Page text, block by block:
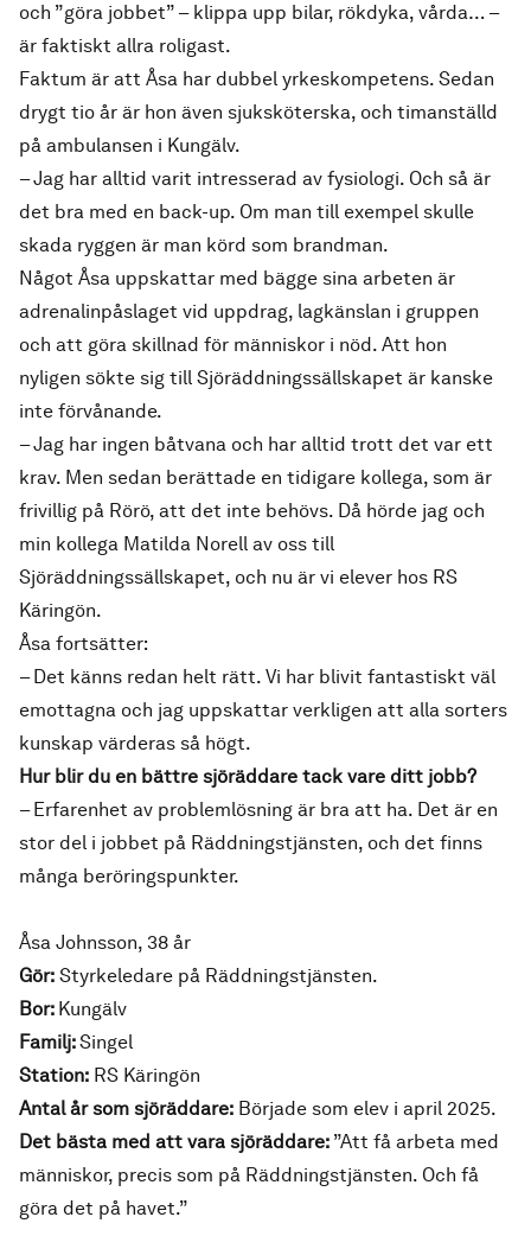
och ”göra jobbet” – klippa upp bilar, rökdyka, vårda… –
är faktiskt allra roligast.
Faktum är att Åsa har dubbel yrkeskompetens. Sedan
drygt tio år är hon även sjuksköterska, och timanställd
på ambulansen i Kungälv.
– Jag har alltid varit intresserad av fysiologi. Och så är
det bra med en back-up. Om man till exempel skulle
skada ryggen är man körd som brandman.
Något Åsa uppskattar med bägge sina arbeten är
adrenalinpåslaget vid uppdrag, lagkänslan i gruppen
och att göra skillnad för människor i nöd. Att hon
nyligen sökte sig till Sjöräddningssällskapet är kanske
inte förvånande.
– Jag har ingen båtvana och har alltid trott det var ett
krav. Men sedan berättade en tidigare kollega, som är
frivillig på Rörö, att det inte behövs. Då hörde jag och
min kollega Matilda Norell av oss till
Sjöräddningssällskapet, och nu är vi elever hos RS
Käringön.
Åsa fortsätter:
– Det känns redan helt rätt. Vi har blivit fantastiskt väl
emottagna och jag uppskattar verkligen att alla sorters
kunskap värderas så högt.
Hur blir du en bättre sjöräddare tack vare ditt jobb?
– Erfarenhet av problemlösning är bra att ha. Det är en
stor del i jobbet på Räddningstjänsten, och det finns
många beröringspunkter.
Åsa Johnsson, 38 år
Gör: Styrkeledare på Räddningstjänsten.
Bor: Kungälv
Familj:Singel
Station: RS Käringön
Antal år som sjöräddare: Började som elev i april 2025.
Det bästa med att vara sjöräddare: ”Att få arbeta med
människor, precis som på Räddningstjänsten. Och få
göra det på havet.”